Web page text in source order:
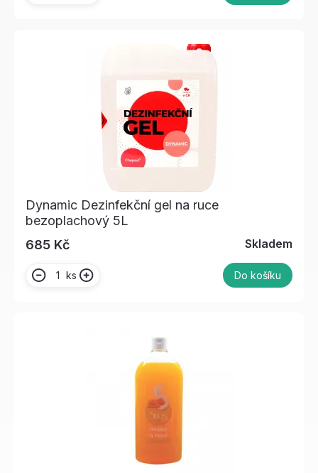
Dynamic Dezinfekční gel na ruce
bezoplachový 5L
685 Kč
Skladem
ks Do košíku